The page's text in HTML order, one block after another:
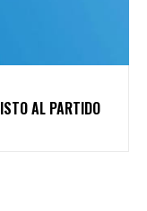
AL PARTIDO